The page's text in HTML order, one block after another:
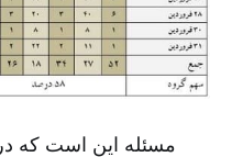
مسئله این است که